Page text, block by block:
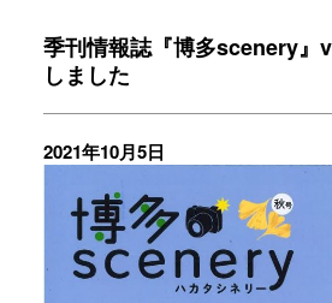
季刊情報誌『博多scenery』
しました
2021年10月5日